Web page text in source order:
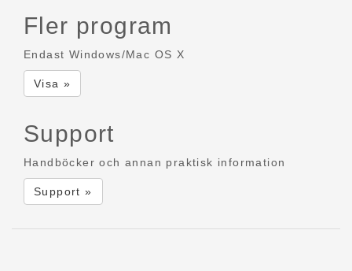
Fler program
Endast Windows/Mac OS X
Visa »
Support
Handböcker och annan praktisk information
Support »